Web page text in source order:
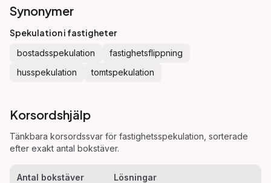
Synonymer
Spekulation i fastigheter
bostadsspekulation
fastighetsflippning
husspekulation
tomtspekulation
Korsordshjälp
Tänkbara korsordssvar för fastighetsspekulation , sorterade
efter exakt antal bokstäver.
Antal bokstäver Lösningar